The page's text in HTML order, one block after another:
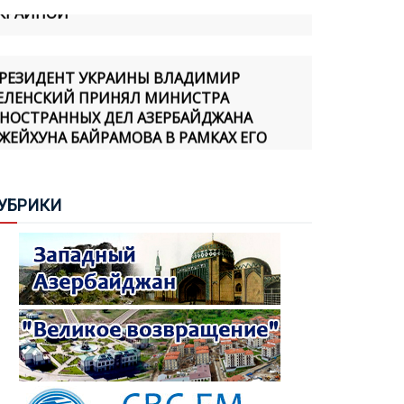
ПРИНЯЛ МИНИСТРА
ДЕЛ АЗЕРБАЙДЖАНА
БАЙРАМОВА В РАМКАХ ЕГО
ВИЗИТА В УКРАИНУ
ГАДЖИЕВ: «АЗЕРБАЙДЖАН
СВОЮ ПРИВЕРЖЕННОСТЬ
ПРАКТИЧЕСКИМИ ШАГАМИ, И МЫ
ЧТО АРМЯНСКАЯ СТОРОНА
ПРИНЯЛА НОВУЮ
РЕАЛЬНОСТЬ И
СВОЮ ПОЛИТИКУ В ЭТОМ
РИКИ